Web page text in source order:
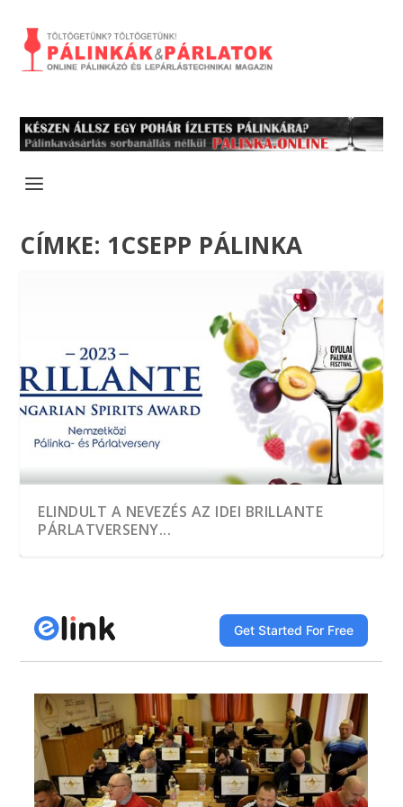
CÍMKE: 1CSEPP PÁLINKA
ELINDULT A NEVEZÉS AZ IDEI BRILLANTE
PÁRLATVERSENY...
A HEGYKŐI 1 CSEPP PÁLINKAMANUFAKTÚRA
TÖBB, MINT EZER MINTÁT KÓSTOLTAK A
A JÓ PÁLINKA GAZDASÁGI ÉRTÉK
DÍJNYERTES PÁLINKA NINCS ALKOTÁS ÉS
A GYÜMÖLCS LEGJAVÁT ZÁRJÁK BE AZ